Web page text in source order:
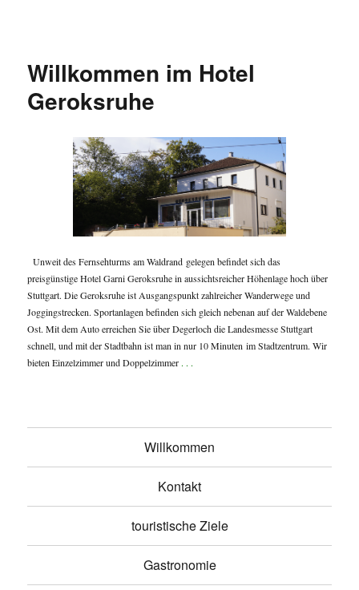
Willkommen im Hotel
Geroksruhe
Unweit des Fernsehturms am Waldrand gelegen befindet sich das
preisgünstige Hotel Garni Geroksruhe in aussichtsreicher Höhenlage hoch über
Stuttgart. Die Geroksruhe ist Ausgangspunkt zahlreicher Wanderwege und
Joggingstrecken. Sportanlagen befinden sich gleich nebenan auf der Waldebene
Ost. Mit dem Auto erreichen Sie über Degerloch die Landesmesse Stuttgart
schnell, und mit der Stadtbahn ist man in nur 10 Minuten im Stadtzentrum. Wir
bieten Einzelzimmer und Doppelzimmer . . .
Willkommen
Kontakt
touristische Ziele
Gastronomie